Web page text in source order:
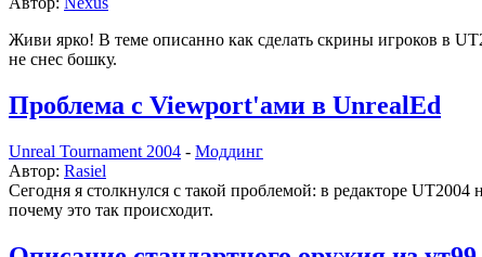
Живи ярко! В теме описанно как сделать скрины игроков в
не снес бошку.
Проблема с Viewport'ами в UnrealEd
Unreal Tournament 2004 - Моддинг
Автор: Rasiel
Сегодня я столкнулся с такой проблемой: в редакторе
почему это так происходит.